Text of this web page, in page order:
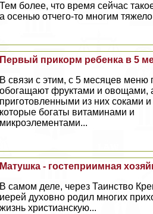
Тем более, что время сейчас
а осенью отчего-то многим
Первый прикорм ребенка в 5
В связи с этим, с 5 месяцев меню
обогащают фруктами и овощами,
приготовленными из них соками
которые богаты витаминами и
микроэлементами...
Матушка - гостеприимная
В самом деле, через Таинство
иерей духовно родил многих
жизнь христианскую...